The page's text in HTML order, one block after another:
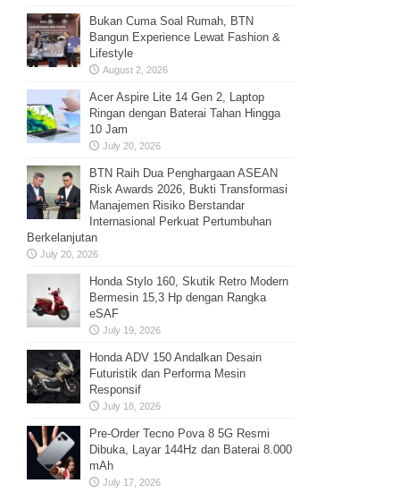
Bukan Cuma Soal Rumah, BTN
Bangun Experience Lewat Fashion &
Lifestyle
August 2, 2026
Acer Aspire Lite 14 Gen 2, Laptop
Ringan dengan Baterai Tahan Hingga
10 Jam
July 20, 2026
BTN Raih Dua Penghargaan ASEAN
Risk Awards 2026, Bukti Transformasi
Manajemen Risiko Berstandar
Internasional Perkuat Pertumbuhan
Berkelanjutan
July 20, 2026
Honda Stylo 160, Skutik Retro Modern
Bermesin 15,3 Hp dengan Rangka
eSAF
July 19, 2026
Honda ADV 150 Andalkan Desain
Futuristik dan Performa Mesin
Responsif
July 18, 2026
Pre-Order Tecno Pova 8 5G Resmi
Dibuka, Layar 144Hz dan Baterai 8.000
mAh
July 17, 2026